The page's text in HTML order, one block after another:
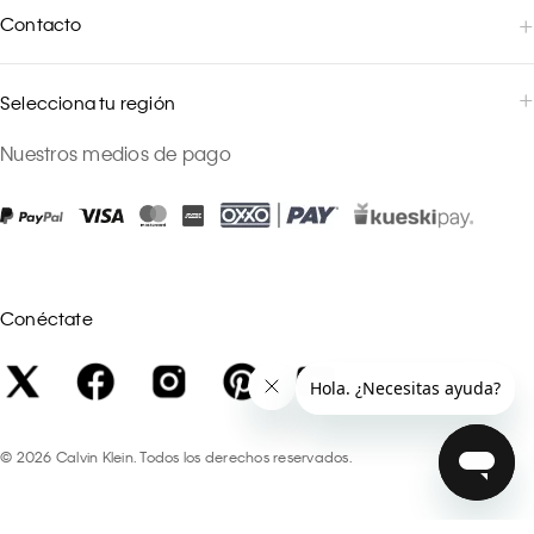
Contacto
Selecciona tu región
Nuestros medios de pago
Conéctate
© 2026 Calvin Klein. Todos los derechos reservados.